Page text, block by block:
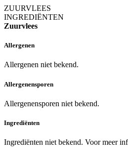
ZUURVLEES
INGREDIËNTEN
Zuurvlees
Allergenen
Allergenen niet bekend.
Allergenensporen
Allergenensporen niet bekend.
Ingrediënten
Ingrediënten niet bekend. Voor meer